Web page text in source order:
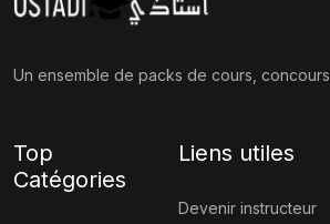
Un ensemble de packs de cours, concours
Top
Catégories
Liens utiles
Devenir instructeur